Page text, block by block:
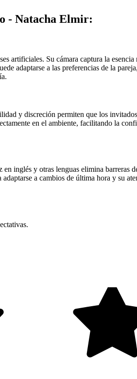
- Natacha Elmir:
artificiales. Su cámara captura la esencia
adaptarse a las preferencias de la
y discreción permiten que los
en el ambiente, facilitando la
inglés y otras lenguas elimina barreras
a cambios de última hora y su